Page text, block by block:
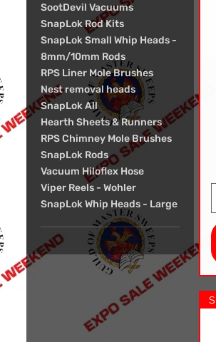
SootDevil Vacuums
SnapLok Rod Kits
SnapLok Small Whip Heads -
8mm/10mm Rods
RPS Liner Mole Brushes
Nest removal heads
SnapLok All
Hearth Sheets & Runners
RPS Chimney Mole Brushes
SnapLok Rods
Vacuum Hiloflex Hose
Viper Reels - Wohler
SnapLok Whip Heads - Large